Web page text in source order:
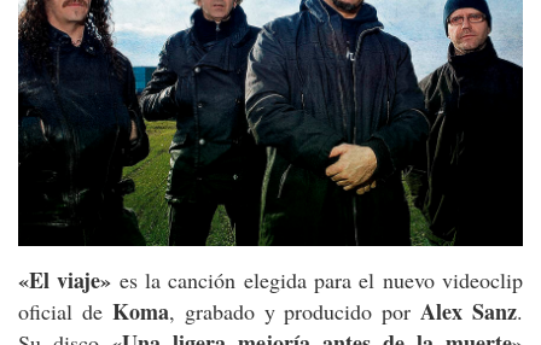
«El viaje» es la canción elegida para el nuevo videoclip
oficial de Koma, grabado y producido porAlex Sanz.